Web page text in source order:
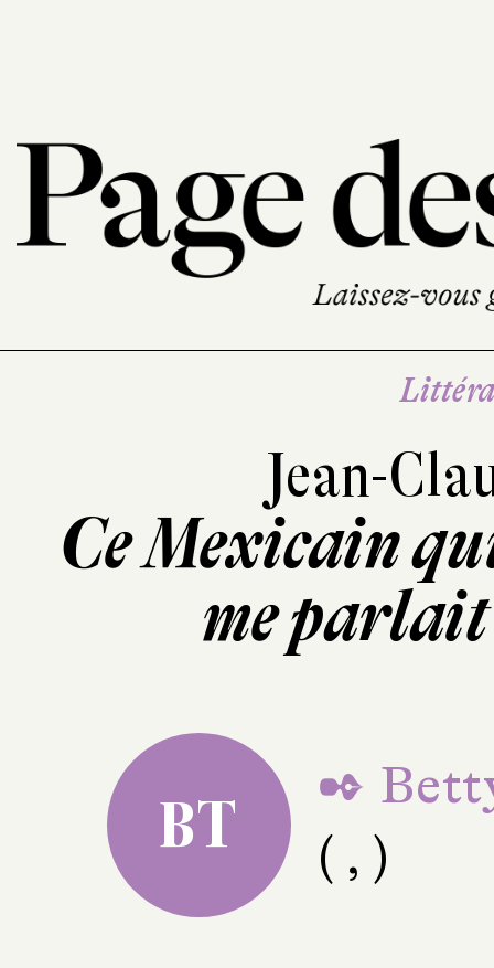
Jean-
Ce Mexicain
me parlait
BT
✒
( , )